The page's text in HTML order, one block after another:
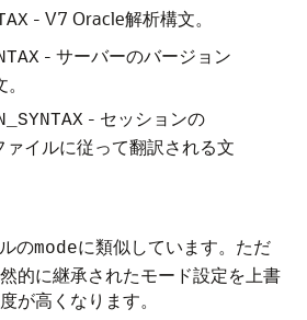
- V7 Oracle解析構文。
- サーバーのバージョン
- セッションの
ァイルに従って翻訳される文
のmodeに類似しています。ただ
的に継承されたモード設定を上書
が高くなります。